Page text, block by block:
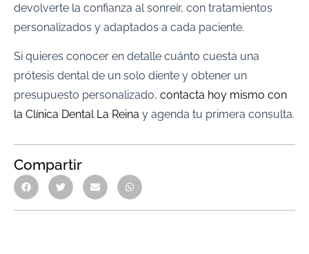
devolverte la confianza al sonreír, con tratamientos
personalizados y adaptados a cada paciente.
Si quieres conocer en detalle cuánto cuesta una
prótesis dental de un solo diente y obtener un
presupuesto personalizado, contacta hoy mismo con
la Clínica Dental La Reina y agenda tu primera consulta.
Compartir